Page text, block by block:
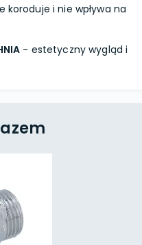
i nie wpływa na
- estetyczny wygląd i